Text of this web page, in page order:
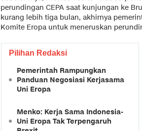
perundingan CEPA saat kunjungan ke
kurang lebih tiga bulan, akhirnya
Komite Eropa untuk meneruskan
Pilihan Redaksi
Pemerintah Rampungkan
Panduan Negosiasi Kerjasama
Uni Eropa
Menko: Kerja Sama Indonesia-
Uni Eropa Tak Terpengaruh